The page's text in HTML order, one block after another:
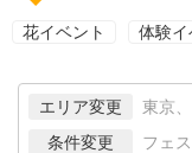
花イベント 体験イ
エリア変更 東京
条件変更 フェ